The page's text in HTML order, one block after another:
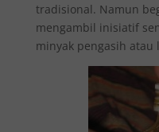
tradisional. Namun
mengambil inisiatif
minyak pengasih atau